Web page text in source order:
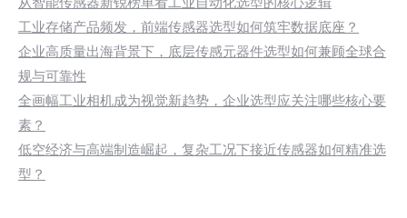
工业存储产品频发，前端传感器选型如何筑牢数据底座？
企业高质量出海背景下，底层传感元器件选型如何兼顾全球合
规与可靠性
全画幅工业相机成为视觉新趋势，企业选型应关注哪些核心要
素？
低空经济与高端制造崛起，复杂工况下接近传感器如何精准选
型？